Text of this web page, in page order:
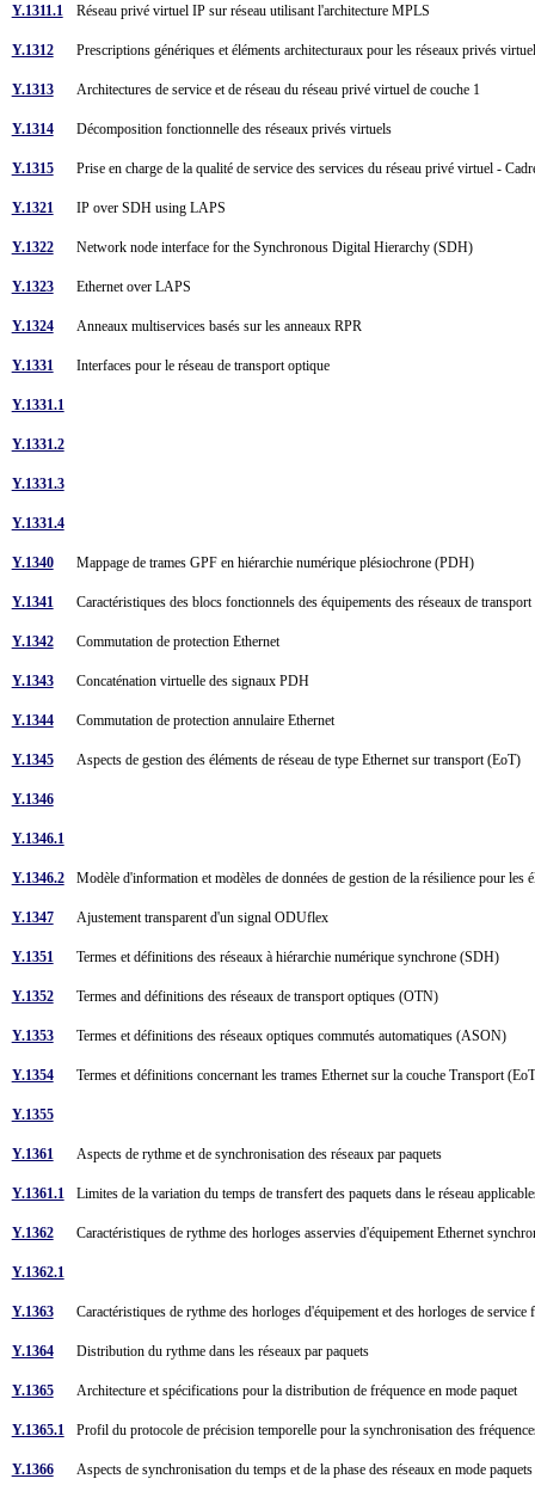
Y.1311.1 Réseau privé virtuel IP sur réseau utilisant l'architecture MPLS
Y.1312 Prescriptions génériques et éléments architecturaux pour les réseaux privés
Y.1313 Architectures de service et de réseau du réseau privé virtuel de couche 1
Y.1314 Décomposition fonctionnelle des réseaux privés virtuels
Y.1315 Prise en charge de la qualité de service des services du réseau privé virtuel -
Y.1321 IP over SDH using LAPS
Y.1322 Network node interface for the Synchronous Digital Hierarchy (SDH)
Y.1323 Ethernet over LAPS
Y.1324 Anneaux multiservices basés sur les anneaux RPR
Y.1331 Interfaces pour le réseau de transport optique
Y.1331.1
Y.1331.2
Y.1331.3
Y.1331.4
Y.1340 Mappage de trames GPF en hiérarchie numérique plésiochrone (PDH)
Y.1341 Caractéristiques des blocs fonctionnels des équipements des réseaux de
Y.1342 Commutation de protection Ethernet
Y.1343 Concaténation virtuelle des signaux PDH
Y.1344 Commutation de protection annulaire Ethernet
Y.1345 Aspects de gestion des éléments de réseau de type Ethernet sur transport (EoT)
Y.1346
Y.1346.1
Y.1346.2 Modèle d'information et modèles de données de gestion de la résilience pour les
Y.1347 Ajustement transparent d'un signal ODUflex
Y.1351 Termes et définitions des réseaux à hiérarchie numérique synchrone (SDH)
Y.1352 Termes and définitions des réseaux de transport optiques (OTN)
Y.1353 Termes et définitions des réseaux optiques commutés automatiques (ASON)
Y.1354 Termes et définitions concernant les trames Ethernet sur la couche Transport
Y.1355
Y.1361 Aspects de rythme et de synchronisation des réseaux par paquets
Y.1361.1 Limites de la variation du temps de transfert des paquets dans le réseau
Y.1362 Caractéristiques de rythme des horloges asservies d'équipement Ethernet
Y.1362.1
Y.1363 Caractéristiques de rythme des horloges d'équipement et des horloges de
Y.1364 Distribution du rythme dans les réseaux par paquets
Y.1365 Architecture et spécifications pour la distribution de fréquence en mode paquet
Y.1365.1 Profil du protocole de précision temporelle pour la synchronisation des
Y.1366 Aspects de synchronisation du temps et de la phase des réseaux en mode